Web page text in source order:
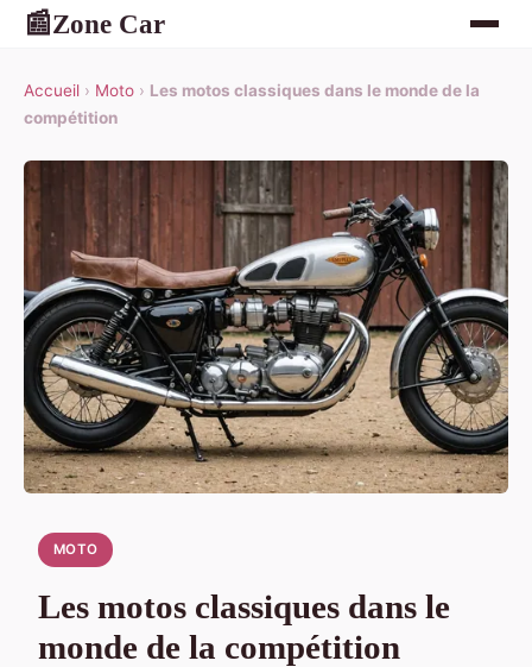
📰Zone Car
Accueil › Moto › Les motos classiques dans le monde de la
compétition
MOTO
Les motos classiques dans le
monde de la compétition